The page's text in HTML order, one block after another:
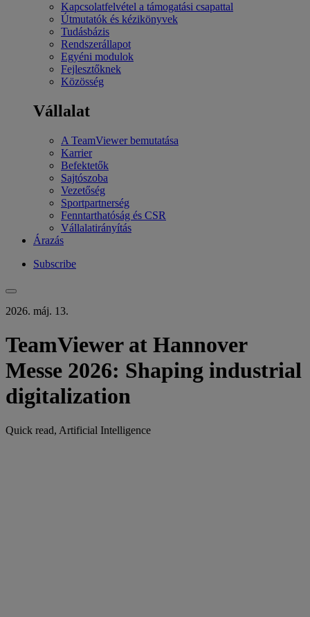
Kapcsolatfelvétel a támogatási csapattal
Útmutatók és kézikönyvek
Tudásbázis
Rendszerállapot
Egyéni modulok
Fejlesztőknek
Közösség
Vállalat
A TeamViewer bemutatása
Karrier
Befektetők
Sajtószoba
Vezetőség
Sportpartnerség
Fenntarthatóság és CSR
Vállalatirányítás
Árazás
Subscribe
2026. máj. 13.
TeamViewer at Hannover
Messe 2026: Shaping industrial
digitalization
Quick read, Artificial Intelligence